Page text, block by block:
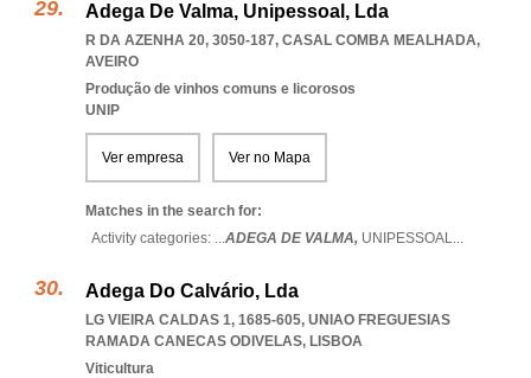
Adega De Valma, Unipessoal, Lda
R DA AZENHA 20, 3050-187, CASAL COMBA MEALHADA,
AVEIRO
Produção de vinhos comuns e licorosos
UNIP
Ver empresa Ver no Mapa
Matches in the search for:
Activity categories: ...ADEGA DE VALMA, UNIPESSOAL...
Adega Do Calvário, Lda
LG VIEIRA CALDAS 1, 1685-605, UNIAO FREGUESIAS
RAMADA CANECAS ODIVELAS, LISBOA
Viticultura